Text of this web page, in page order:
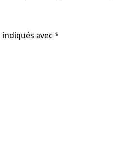
avec *